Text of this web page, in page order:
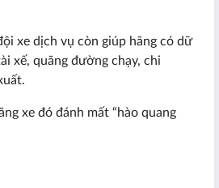
xe dịch vụ còn giúp hãng có dữ
xế, quãng đường chạy, chi
xe đó đánh mất “hào quang